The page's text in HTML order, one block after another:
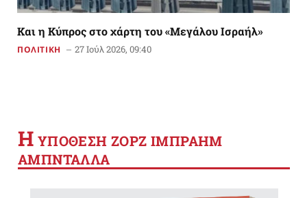
Και η Κύπρος στο χάρτη του «Μεγάλου Ισραήλ»
ΠΟΛΙΤΙΚΗ 27 Ιούλ 2026, 09:40
Η YΠΟΘΕΣΗ ΖΟΡΖ ΙΜΠΡΑΗΜ
ΑΜΠΝΤΑΛΛΑ